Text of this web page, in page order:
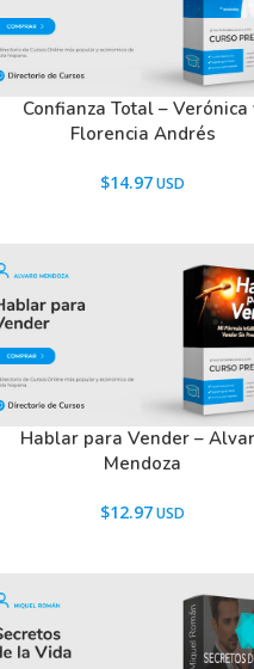
te
Confianza Total – Verónica
Florencia Andrés
$14.97
Hablar para Vender –
Mendoza
$12.97